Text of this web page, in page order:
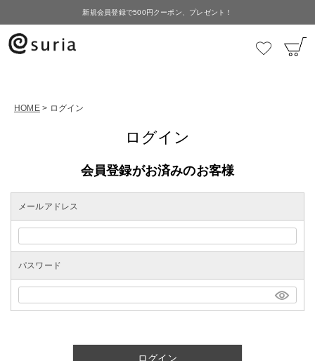
新規会員登録で500円クーポン、プレゼント！
HOME ログイン
ログイン
会員登録がお済みのお客様
メールアドレス
パスワード
ログイン